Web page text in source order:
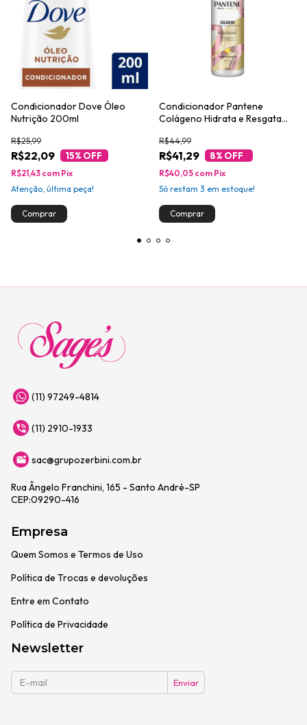
Condicionador Dove Óleo
Nutrição 200ml
R$22,09
R$25,99
15% OFF
R$21,43 com Pix
Atenção, última peça!
Condicionador Pantene
Colágeno Hidrata e Resgata
R$41,29
R$44,99
8% OFF
R$40,05 com Pix
Só restam 3 em estoque!
(11) 97249-4814
(11) 2910-1933
sac@grupozerbini.com.br
Rua Ângelo Franchini, 165 - Santo André-SP
CEP:09290-416
Empresa
Quem Somos e Termos de Uso
Política de Trocas e devoluções
Entre em Contato
Política de Privacidade
Newsletter